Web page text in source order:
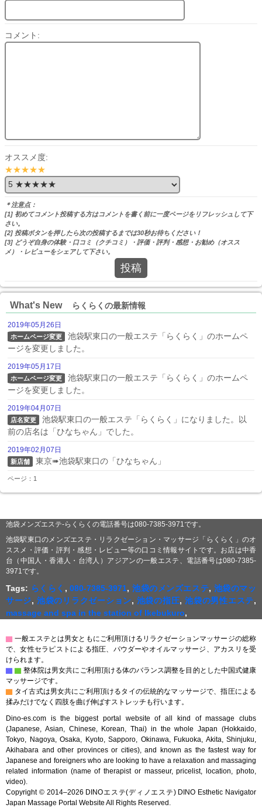
コメント:
オススメ度:
★★★★★
＊注意点：
[1] 初めてコメント投稿する方はコメントを書く前に一度ページをリフレッシュして下
さい。
[2] 投稿ボタンを押したら次の投稿するまでは30秒お待ちください！
[3] どうぞ自身の体験・口コミ（クチコミ）・評価・評判・感想・お勧め（オスス
メ）・レビューをシェアして下さい。
投稿
What's New らくらくの最新情報
2019年05月26日
ホームページ変更
池袋駅東口の一般エステ「らくらく」のホームペ
ージを変更しました。
2019年05月17日
ホームページ変更
池袋駅東口の一般エステ「らくらく」のホームペ
ージを変更しました。
2019年04月07日
店名変更
池袋駅東口の一般エステ「らくらく」になりました。以
前の店名は「ひなちゃん」でした。
2019年02月07日
新店舗 東京➠池袋駅東口の「ひなちゃん」
ページ：1
池袋メンズエステ-らくらくの電話番号は080-7385-3971です。
池袋駅東口のメンズエステ・リラクゼーション・マッサージ「らくらく」のオ
ススメ・評価・評判・感想・レビュー等の口コミ情報サイトです。お店は中香
台（中国人・香港人・台湾人）アジアンの一般エステ、電話番号は080-7385-
3971です。
Tags: らくらく ,080-7385-3971,池袋のメンズエステ, 池袋のマッ
サージ, 池袋のリラクゼーション, 池袋の指圧,池袋の男性エステ,
massage and spa in the station of Ikebukuro,
▇ 一般エステとは男女ともにご利用頂けるリラクゼーションマッサージの総称
で、女性セラピストによる指圧、パウダーやオイルマッサージ、アカスリを受
けられます。
▇ ▇ 整体院は男女共にご利用頂ける体のバランス調整を目的とした中国式健康
マッサージです。
▇ タイ古式は男女共にご利用頂けるタイの伝統的なマッサージで、指圧による
揉みだけでなく四肢を曲げ伸ばすストレッチも行います。
Dino-es.com is the biggest portal website of all kind of massage clubs
(Japanese, Asian, Chinese, Korean, Thai) in the whole Japan (Hokkaido,
Tokyo, Nagoya, Osaka, Kyoto, Sapporo, Okinawa, Fukuoka, Akita, Shinjuku,
Akihabara and other provinces or cities), and known as the fastest way for
Japanese and foreigners who are looking to have a relaxation and massaging
related information (name of therapist or masseur, pricelist, location, photo,
video).
Copyright © 2014–2026 DINOエステ(ディノエステ) DINO Esthetic Navigator
Japan Massage Portal Website All Rights Reserved.